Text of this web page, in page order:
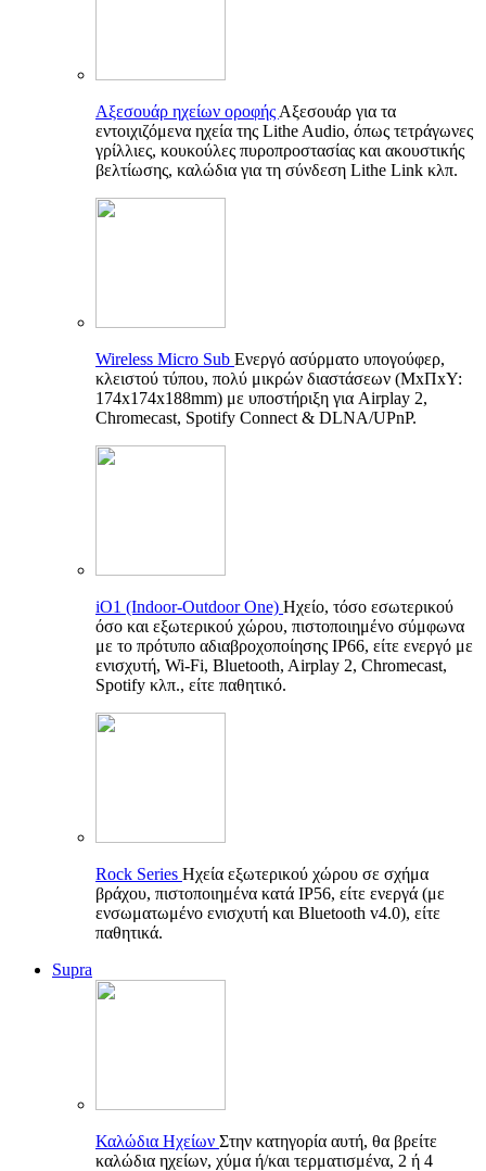
Αξεσουάρ ηχείων οροφής Αξεσουάρ για τα
εντοιχιζόμενα ηχεία της Lithe Audio, όπως τετράγωνες
γρίλλιες, κουκούλες πυροπροστασίας και ακουστικής
βελτίωσης, καλώδια για τη σύνδεση Lithe Link κλπ.
Wireless Micro Sub Ενεργό ασύρματο υπογούφερ,
κλειστού τύπου, πολύ μικρών διαστάσεων (ΜxΠxΥ:
174x174x188mm) με υποστήριξη για Airplay 2,
Chromecast, Spotify Connect & DLNA/UPnP.
iO1 (Indoor-Outdoor One) Ηχείο, τόσο εσωτερικού
όσο και εξωτερικού χώρου, πιστοποιημένο σύμφωνα
με το πρότυπο αδιαβροχοποίησης IP66, είτε ενεργό με
ενισχυτή, Wi-Fi, Bluetooth, Airplay 2, Chromecast,
Spotify κλπ., είτε παθητικό.
Rock Series Ηχεία εξωτερικού χώρου σε σχήμα
βράχου, πιστοποιημένα κατά IP56, είτε ενεργά (με
ενσωματωμένο ενισχυτή και Bluetooth v4.0), είτε
παθητικά.
Supra
Καλώδια Ηχείων Στην κατηγορία αυτή, θα βρείτε
καλώδια ηχείων, χύμα ή/και τερματισμένα, 2 ή 4